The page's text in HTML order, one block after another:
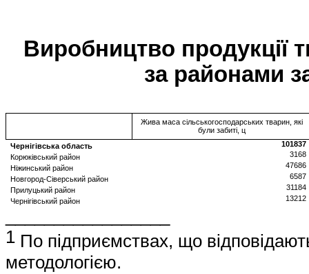
Виробництво продукції
за районами
Жива маса сільськогосподарських тварин, які
були забиті, ц
Чернігівська область
101837
Корюківський район
3168
Ніжинський район
47686
Новгород-Сіверський район
6587
Прилуцький район
31184
Чернігівський район
13212
1 По підприємствах, що
методологією.